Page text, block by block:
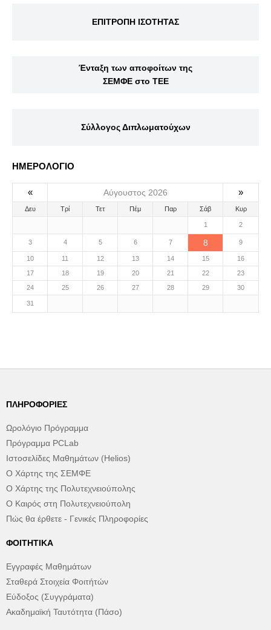
ΕΠΙΤΡΟΠΗ ΙΣΟΤΗΤΑΣ
Ένταξη των αποφοίτων της
ΣΕΜΦΕ στο ΤΕΕ
Σύλλογος Διπλωματούχων
ΗΜΕΡΟΛΟΓΙΟ
« Αύγουστος 2026 »
Δευ Τρί Τετ Πέμ Παρ Σάβ Κυρ
1 2
3 4 5 6 7 8 9
10 11 12 13 14 15
16
17
18 19 20 21 22
23
24
25 26 27 28 29 30
31
ΠΛΗΡΟΦΟΡΊΕΣ
Ωρολόγιο Πρόγραμμα
Πρόγραμμα PCLab
Ιστοσελίδες Μαθημάτων (Helios)
Ο Χάρτης της ΣΕΜΦΕ
Ο Χάρτης της Πολυτεχνειούπολης
Ο Καιρός στη Πολυτεχνειούπολη
Πώς θα έρθετε - Γενικές Πληροφορίες
ΦΟΙΤΗΤΙΚΆ
Εγγραφές Μαθημάτων
Σταθερά Στοιχεία Φοιτήτών
Εύδοξος (Συγγράματα)
Ακαδημαϊκή Ταυτότητα (Πάσο)